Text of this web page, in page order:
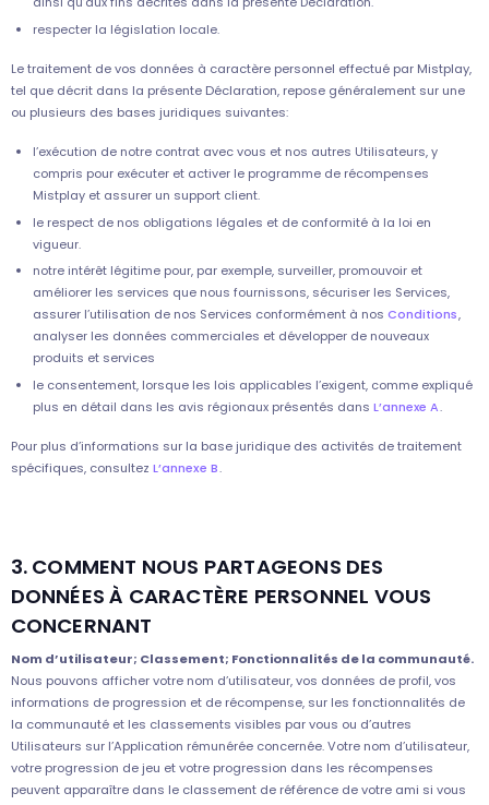
respecter la législation locale.
Le traitement de vos données à caractère personnel effectué par Mistplay,
tel que décrit dans la présente Déclaration, repose généralement sur une
ou plusieurs des bases juridiques suivantes:
l’exécution de notre contrat avec vous et nos autres Utilisateurs, y
compris pour exécuter et activer le programme de récompenses
Mistplay et assurer un support client.
le respect de nos obligations légales et de conformité à la loi en
vigueur.
notre intérêt légitime pour, par exemple, surveiller, promouvoir et
améliorer les services que nous fournissons, sécuriser les Services,
assurer l’utilisation de nos Services conformément à nos Conditions,
analyser les données commerciales et développer de nouveaux
produits et services
le consentement, lorsque les lois applicables l’exigent, comme expliqué
plus en détail dans les avis régionaux présentés dans L’annexe A.
Pour plus d’informations sur la base juridique des activités de traitement
spécifiques, consultez L’annexe B.
3. COMMENT NOUS PARTAGEONS DES
DONNÉES À CARACTÈRE PERSONNEL VOUS
CONCERNANT
Nom d’utilisateur; Classement; Fonctionnalités de la communauté.
Nous pouvons afficher votre nom d’utilisateur, vos données de profil, vos
informations de progression et de récompense, sur les fonctionnalités de
la communauté et les classements visibles par vous ou d’autres
Utilisateurs sur l’Application rémunérée concernée. Votre nom d’utilisateur,
votre progression de jeu et votre progression dans les récompenses
peuvent apparaître dans le classement de référence de votre ami si vous